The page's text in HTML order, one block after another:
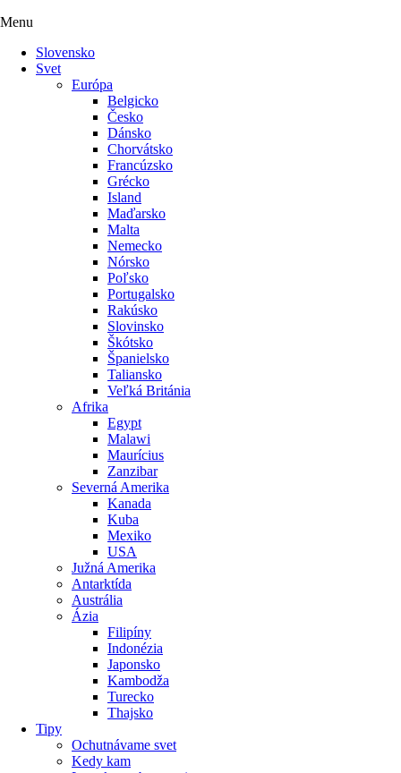
Menu
Slovensko
Svet
Európa
Belgicko
Česko
Dánsko
Chorvátsko
Francúzsko
Grécko
Island
Maďarsko
Malta
Nemecko
Nórsko
Poľsko
Portugalsko
Rakúsko
Slovinsko
Škótsko
Španielsko
Taliansko
Veľká Británia
Afrika
Egypt
Malawi
Maurícius
Zanzibar
Severná Amerika
Kanada
Kuba
Mexiko
USA
Južná Amerika
Antarktída
Austrália
Ázia
Filipíny
Indonézia
Japonsko
Kambodža
Turecko
Thajsko
Tipy
Ochutnávame svet
Kedy kam